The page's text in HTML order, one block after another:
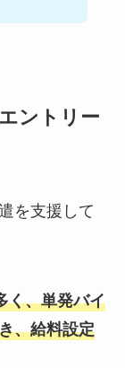
ントリー
を支援して
く、単発バイ
、給料設定